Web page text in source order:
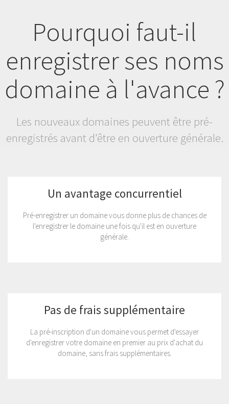
Pourquoi faut-il
enregistrer ses noms
domaine à l'avance ?
Les nouveaux domaines peuvent être pré-
enregistrés avant d'être en ouverture générale.
Un avantage concurrentiel
Pré-enregistrer un domaine vous donne plus de chances de
l'enregistrer le domaine une fois qu'il est en ouverture
générale.
Pas de frais supplémentaire
La pré-inscription d'un domaine vous permet d'essayer
d'enregistrer votre domaine en premier au prix d'achat du
domaine, sans frais supplémentaires.